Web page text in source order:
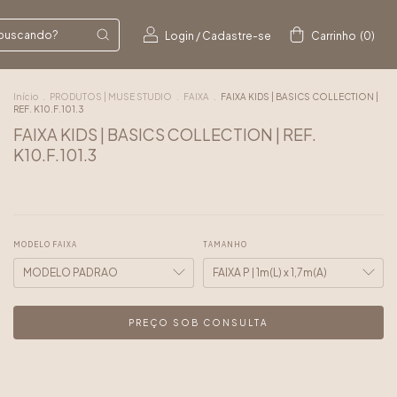
Login / Cadastre-se Carrinho (0)
Início PRODUTOS | MUSE STUDIO FAIXA
FAIXA KIDS | BASICS COLLECTION |
REF. K10.F.101.3
FAIXA KIDS | BASICS COLLECTION | REF.
K10.F.101.3
MODELO FAIXA TAMANHO